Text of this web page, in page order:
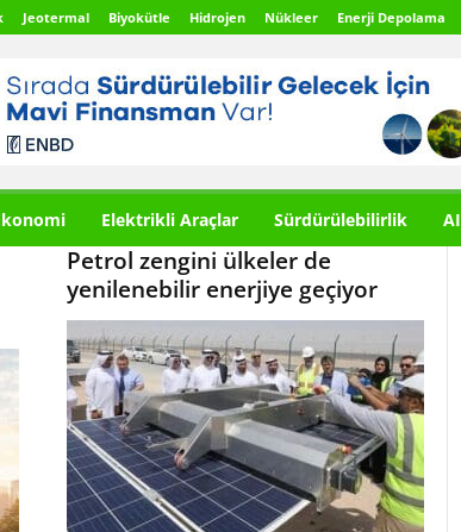
Jeotermal Biyokütle Hidrojen Nükleer Enerji Depolama
Elektrikli Araçlar Sürdürülebilirlik AI
Petrol zengini ülkeler de
yenilenebilir enerjiye geçiyor